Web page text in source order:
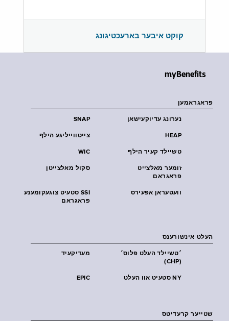
קוקט איבער בארעכטיגונג
myBenefits
פראגראמען
SNAP נערונג עדיוקעישאן
צייטווייליגע הילף HEAP
WIC טשיילד קעיר הילף
סקול מאלצייטן
זומער מאלצייט
פראגראם
SSI סטעיט צוגעקומענע
פראגראם
וועטעראן אפעירס
העלט אינשורענס
מעדיקעיד
׳טשיילד העלט פּלוס׳
(CHP)
EPIC NY סטעיט אוו העלט
שטייער קרעדיטס